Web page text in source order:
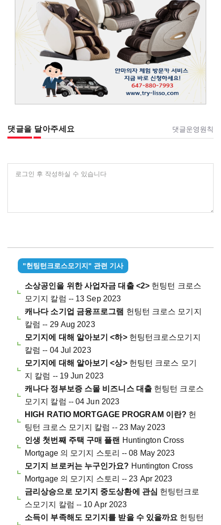
댓글을 달아주세요 댓글운영원칙
로그인 후 작성하실 수 있습니다
"헌팅턴크로스모기지" 관련 기사
소상공인을 위한 사업자금 대출 <2> 헌팅턴 크로스
모기지 칼럼 -- 13 Sep 2023
캐나다 소기업 금융프로그램 헌팅턴 크로스 모기지
칼럼 -- 29 Aug 2023
모기지에 대해 알아보기 <하>헌팅턴크로스모기지
칼럼 -- 04 Jul 2023
모기지에 대해 알아보기 <상>헌팅턴 크로스 모기
지 칼럼 -- 19 Jun 2023
캐나다 정부보증 스몰 비즈니스 대출헌팅턴 크로스
모기지 칼럼 -- 04 Jun 2023
HIGH RATIO MORTGAGE PROGRAM 이란? 헌
팅턴 크로스 모기지 칼럼 -- 23 May 2023
인생 첫번째 주택 구매 플랜 Huntington Cross
Mortgage 의 모기지 스토리 -- 08 May 2023
모기지 브로커는 누구인가요? Huntington Cross
Mortgage 의 모기지 스토리 -- 23 Apr 2023
금리상승으로 모기지 중도상환에 관심 헌팅턴크로
스모기지 칼럼 -- 10 Apr 2023
소득이 부족해도 모기지를 받을 수 있을까요 헌팅턴